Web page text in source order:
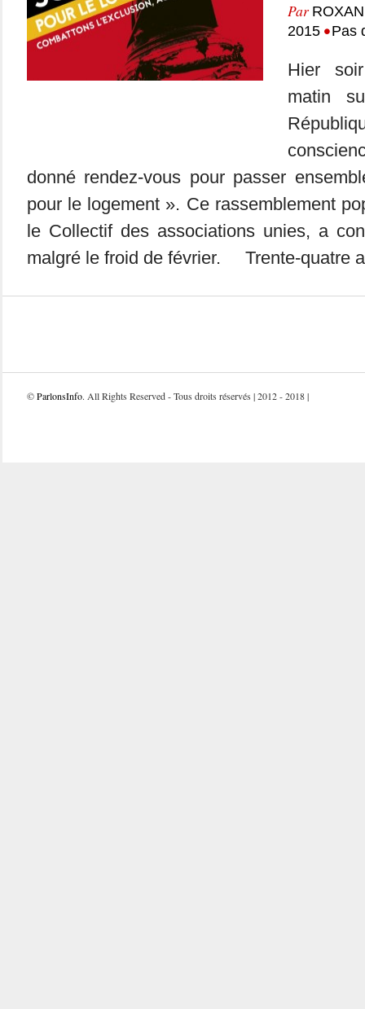
Par
2015 •Pas
Hier
matin
donné rendez-vous pour passer
pour le logement ». Ce rassemblement
le Collectif des associations unies, a
malgré le froid de février. Trente-quatre
©ParlonsInfo. All Rights Reserved - Tous droits réservés | 2012 - 2018 |